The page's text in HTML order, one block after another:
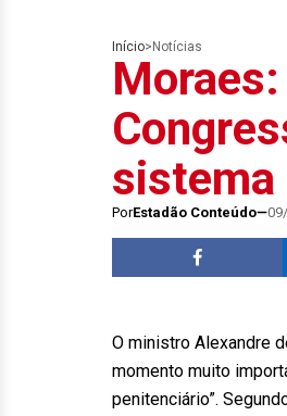
Início> Notícias
sistema
PorEstadão Conteúdo
O ministro Alexandre
momento muito
penitenciário”.